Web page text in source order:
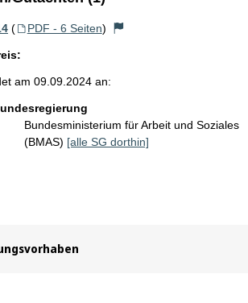
( PDF - 6 Seiten)
am 09.09.2024 an:
Bundesministerium für Arbeit und Soziales
(BMAS) [alle SG dorthin]